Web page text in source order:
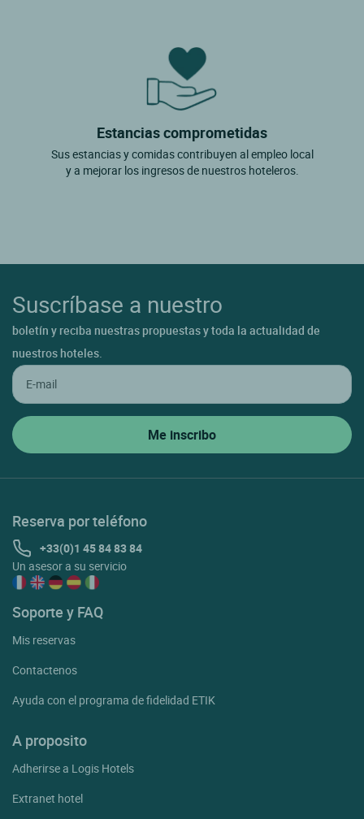
Estancias comprometidas
Sus estancias y comidas contribuyen al empleo local
y a mejorar los ingresos de nuestros hoteleros.
Suscríbase a nuestro
boletín y reciba nuestras propuestas y toda la actualidad de
nuestros hoteles.
Reserva por teléfono
+33(0)1 45 84 83 84
Un asesor a su servicio
Soporte y FAQ
Mis reservas
Contactenos
Ayuda con el programa de fidelidad ETIK
A proposito
Adherirse a Logis Hotels
Extranet hotel